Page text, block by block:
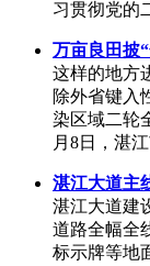
习贯彻党的
万亩良田披
这样的地方
除外省键入
染区域二轮
月8日，湛
湛江大道主
湛江大道建
道路全幅全
标示牌等地